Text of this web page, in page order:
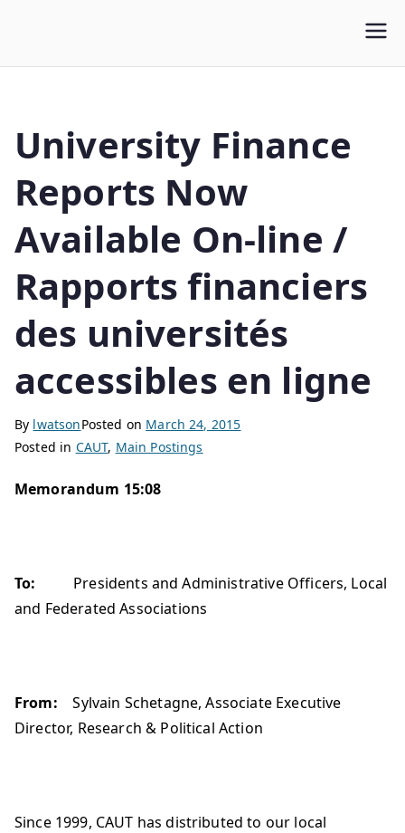
WLUFA
University Finance
Reports Now
Available On-line /
Rapports financiers
des universités
accessibles en ligne
By lwatsonPosted on March 24, 2015
Posted in CAUT, Main Postings
Memorandum 15:08
To: Presidents and Administrative Officers, Local
and Federated Associations
From:Sylvain Schetagne, Associate Executive
Director, Research & Political Action
Since 1999, CAUT has distributed to our local